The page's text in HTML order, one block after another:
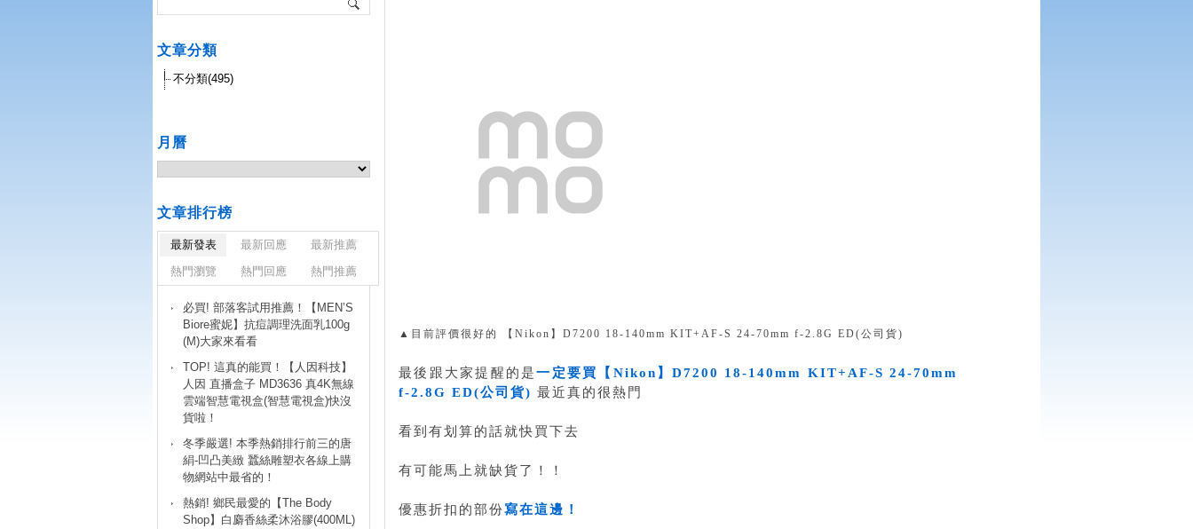
▲目前評價很好的 【Nikon】D7200 18-140mm KIT+AF-S 24-70mm f-2.8G ED(公司貨)
最後跟大家提醒的是一定要買
【Nikon】D7200 18-140mm KIT+AF-S 24-70mm
f-2.8G ED(公司貨) 最近真的很熱門
看到有划算的話就快買下去
有可能馬上就缺貨了！！
優惠折扣的部份寫在這邊！
文章分類
不分類(495)
月曆
文章排行榜
最新發表 最新回應
最新推薦
熱門瀏覽
熱門回應 熱門推薦
必買! 部落客試用推薦！【MEN’S
Biore蜜妮】抗痘調理洗面乳100g
(M)大家來看看
TOP! 這真的能買！【人因科技】
人因 直播盒子 MD3636 真4K無線
雲端智慧電視盒(智慧電視盒)快沒
貨啦！
冬季嚴選! 本季熱銷排行前三的唐
絹-凹凸美緻 蠶絲雕塑衣各線上購
物網站中最省的！
熱銷! 鄉民最愛的【The Body
Shop】白麝香絲柔沐浴膠(400ML)